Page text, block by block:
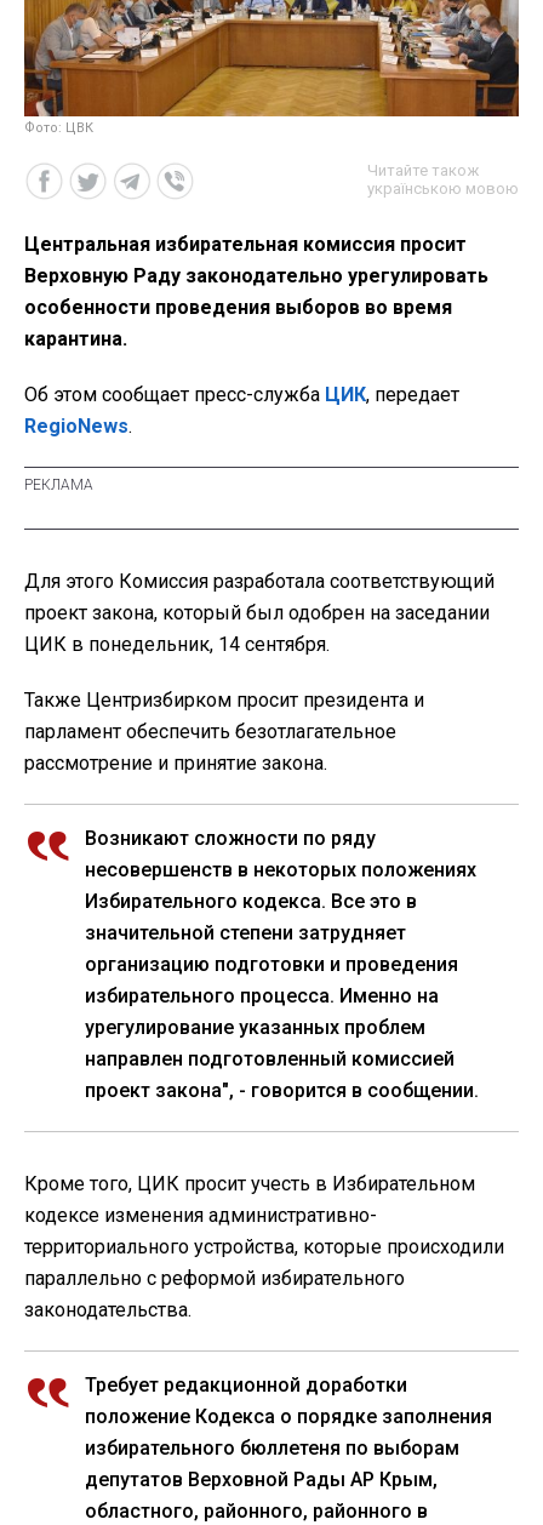
Фото: ЦВК
Читайте також
українською мовою
Центральная избирательная комиссия просит
Верховную Раду законодательно урегулировать
особенности проведения выборов во время
карантина.
Об этом сообщает пресс-служба ЦИК, передает
RegioNews.
Для этого Комиссия разработала соответствующий
проект закона, который был одобрен на заседании
ЦИК в понедельник, 14 сентября.
Также Центризбирком просит президента и
парламент обеспечить безотлагательное
рассмотрение и принятие закона.
Возникают сложности по ряду
несовершенств в некоторых положениях
Избирательного кодекса. Все это в
значительной степени затрудняет
организацию подготовки и проведения
избирательного процесса. Именно на
урегулирование указанных проблем
направлен подготовленный комиссией
проект закона", - говорится в сообщении.
Кроме того, ЦИК просит учесть в Избирательном
кодексе изменения административно-
территориального устройства, которые происходили
параллельно с реформой избирательного
законодательства.
Требует редакционной доработки
положение Кодекса о порядке заполнения
избирательного бюллетеня по выборам
депутатов Верховной Рады АР Крым,
областного, районного, районного в